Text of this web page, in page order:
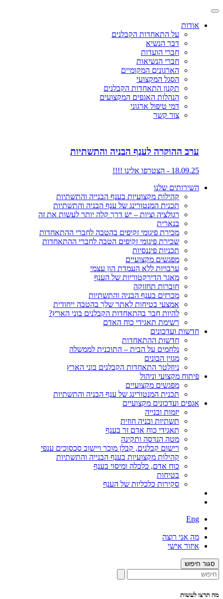
אודות
על התאחדות הקבלנים
דבר הנשיא
חברי הועדות
חברי הנשיאות
הארגונים המקומיים
הסגל המקצועי
תקנון התאחדות הקבלנים
הנהלות האגפים המקצועים
דמי טיפול ארגוני
צור קשר
ערב ההוקרה לענף הבניה והתשתיות
18.09.25 - הצטרפו אלינו !!!!
השירותים שלנו
קהילות מקצועיות בענף הבנייה והתשתיות
תכנית המנטורינג של ענף הבניה והתשתיות
רגולציה וציות – יש דרך קלה יותר לעשות את זה
בנארית
מכירת פיגומי זקיפים בהטבה לחברי ההתאחדות
שכירת פיגומי זקיפים הטבה לחברי ההתאחדות
תכניות פיננסיות
מפגשים מקצועיים
ערבויות ללא העמדת הון עצמי
מאגר הדירקטוריות של הענף
חוברות תחזוקה
מכרזים בענף הבניה והתשתיות
אמצעי בטיחות לאתר שלך בהטבה ייחודית
להיות חבר בהתאחדות הקבלנים בוני הארץ?
רשימת תאגידי כוח האדם
חדשות ועדכונים
חדשות ההתאחדות
נלחמים על הבית – התוכנית לממשלה
מגזין הבונים
ניוזלטר התאחדות הקבלנים בוני הארץ
פיתוח מקצועי וניהול
מפגשים מקצועיים
תכנית המנטורינג של ענף הבניה והתשתיות
אגפים ועדכונים מקצועיים
יזמות ובנייה
תשתיות ובניה חוזית
תאגידי כוח אדם זר בענף
מטה הנדסה ותקינה
רישום קבלנים, קבלן מוכר ויישוב סכסוכים ענפי
קהילות מקצועיות בענף הבנייה והתשתיות
כוח אדם, כלכלה ומיסוי בענף
בטיחות
סקירות כלכליות של הענף
Eng
מה אני רוצה
איזור אישי
סגור חיפוש
מה תרצו לעשות